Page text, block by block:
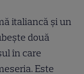
italiancă și un
două
în care
Este